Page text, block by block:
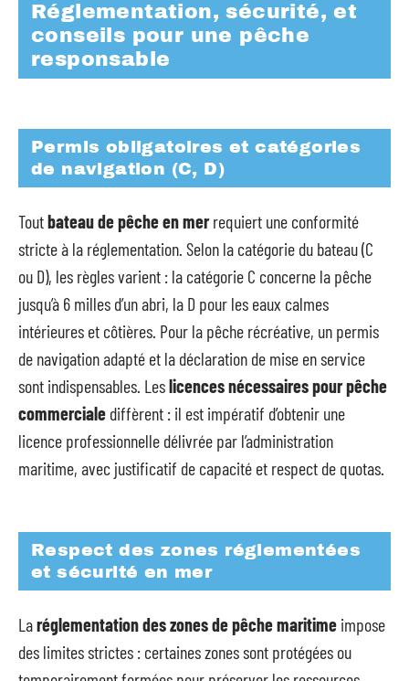
Réglementation, sécurité, et
conseils pour une pêche
responsable
Permis obligatoires et catégories
de navigation (C, D)
Toutbateau de pêche en merrequiert une conformité
stricte à la réglementation. Selon la catégorie du bateau (C
ou D), les règles varient : la catégorie C concerne la pêche
jusqu’à 6 milles d’un abri, la D pour les eaux calmes
intérieures et côtières. Pour la pêche récréative, un permis
de navigation adapté et la déclaration de mise en service
sont indispensables. Leslicences nécessaires pour pêche
commerciale diffèrent : il est impératif d’obtenir une
licence professionnelle délivrée par l’administration
maritime, avec justificatif de capacité et respect de quotas.
Respect des zones réglementées
et sécurité en mer
Laréglementation des zones de pêche maritime impose
des limites strictes : certaines zones sont protégées ou